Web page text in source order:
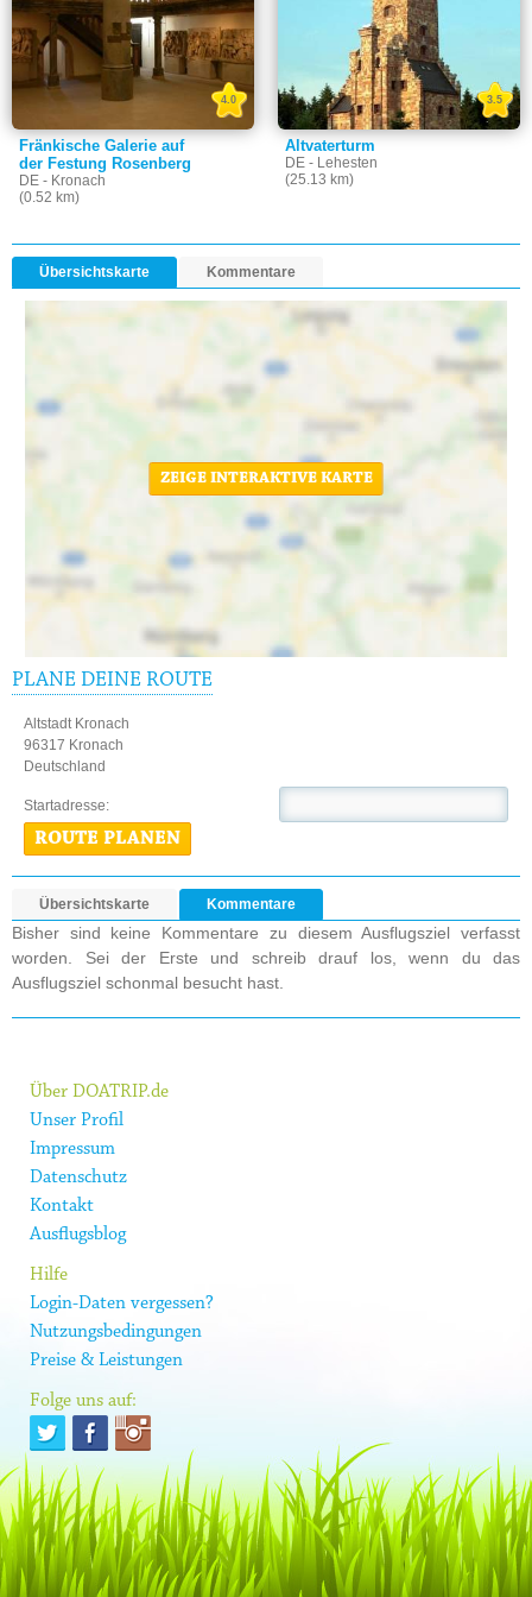
Fränkische Galerie auf
der Festung Rosenberg
DE - Kronach
(0.52 km)
4.0
Altvaterturm
DE - Lehesten
(25.13 km)
3.5
Übersichtskarte Kommentare
ZEIGE INTERAKTIVE KARTE
PLANE DEINE ROUTE
Altstadt Kronach
96317 Kronach
Deutschland
Startadresse:
ROUTE PLANEN
Übersichtskarte Kommentare
Bisher sind keine Kommentare zu diesem Ausflugsziel verfasst
worden. Sei der Erste und schreib drauf los, wenn du das
Ausflugsziel schonmal besucht hast.
Über DOATRIP.de
Unser Profil
Impressum
Datenschutz
Kontakt
Ausflugsblog
Hilfe
Login-Daten vergessen?
Nutzungsbedingungen
Preise & Leistungen
Folge uns auf: